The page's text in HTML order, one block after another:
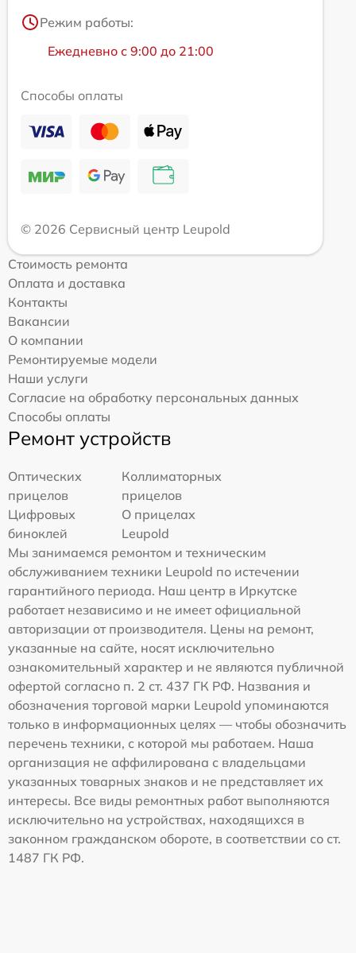
Режим работы:
Ежедневно с 9:00 до 21:00
Способы оплаты
© 2026 Сервисный центр Leupold
Стоимость ремонта
Оплата и доставка
Контакты
Вакансии
О компании
Ремонтируемые модели
Наши услуги
Согласие на обработку персональных данных
Способы оплаты
Ремонт устройств
Оптических
прицелов
Коллиматорных
прицелов
Цифровых
биноклей
О прицелах
Leupold
Мы занимаемся ремонтом и техническим
обслуживанием техники Leupold по истечении
гарантийного периода. Наш центр в Иркутске
работает независимо и не имеет официальной
авторизации от производителя. Цены на ремонт,
указанные на сайте, носят исключительно
ознакомительный характер и не являются публичной
офертой согласно п. 2 ст. 437 ГК РФ. Названия и
обозначения торговой марки Leupold упоминаются
только в информационных целях — чтобы обозначить
перечень техники, с которой мы работаем. Наша
организация не аффилирована с владельцами
указанных товарных знаков и не представляет их
интересы. Все виды ремонтных работ выполняются
исключительно на устройствах, находящихся в
законном гражданском обороте, в соответствии со ст.
1487 ГК РФ.